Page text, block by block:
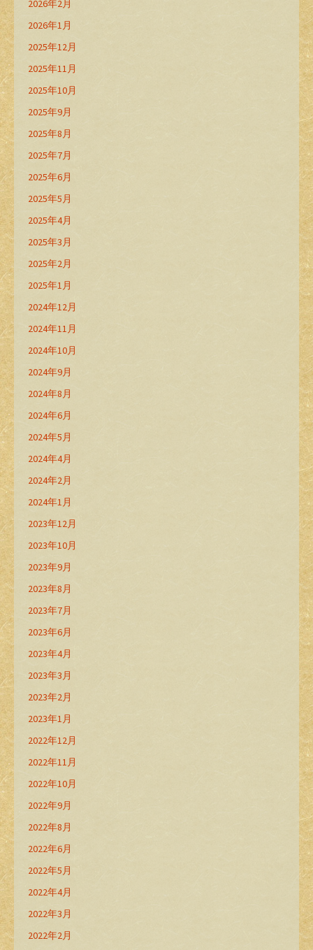
2026年2月
2026年1月
2025年12月
2025年11月
2025年10月
2025年9月
2025年8月
2025年7月
2025年6月
2025年5月
2025年4月
2025年3月
2025年2月
2025年1月
2024年12月
2024年11月
2024年10月
2024年9月
2024年8月
2024年6月
2024年5月
2024年4月
2024年2月
2024年1月
2023年12月
2023年10月
2023年9月
2023年8月
2023年7月
2023年6月
2023年4月
2023年3月
2023年2月
2023年1月
2022年12月
2022年11月
2022年10月
2022年9月
2022年8月
2022年6月
2022年5月
2022年4月
2022年3月
2022年2月